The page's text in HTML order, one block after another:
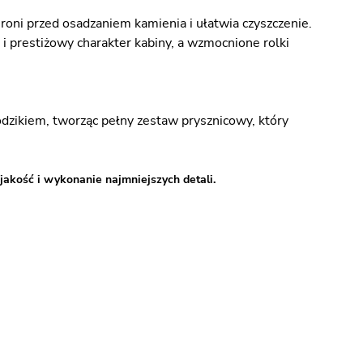
przed osadzaniem kamienia i ułatwia czyszczenie.
prestiżowy charakter kabiny, a wzmocnione rolki
tworząc pełny zestaw prysznicowy, który
i wykonanie najmniejszych detali.